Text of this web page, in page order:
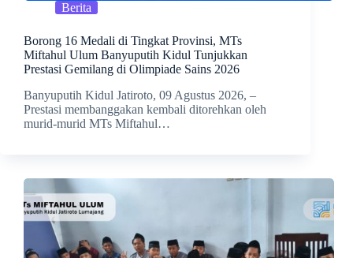
Berita
Borong 16 Medali di Tingkat Provinsi, MTs
Miftahul Ulum Banyuputih Kidul Tunjukkan
Prestasi Gemilang di Olimpiade Sains 2026
Banyuputih Kidul Jatiroto, 09 Agustus 2026, –
Prestasi membanggakan kembali ditorehkan oleh
murid-murid MTs Miftahul…